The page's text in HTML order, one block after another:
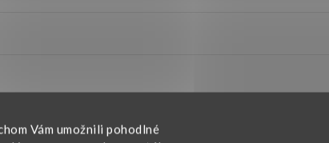
Vám umožnili pohodlné